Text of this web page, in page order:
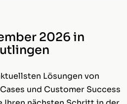
2026 in
Lösungen von
und Customer Success